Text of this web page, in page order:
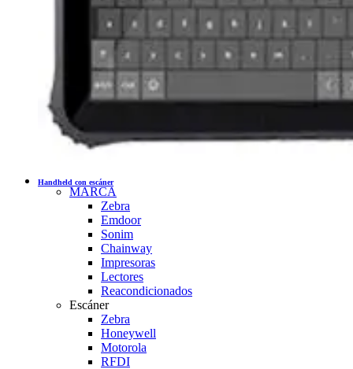
Handheld con escáner
MARCA
Zebra
Emdoor
Sonim
Chainway
Impresoras
Lectores
Reacondicionados
Escáner
Zebra
Honeywell
Motorola
RFDI